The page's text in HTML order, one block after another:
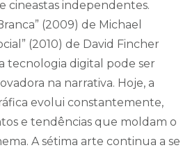
cineastas independentes.
(2009) de Michael
(2010) de David Fincher
tecnologia digital pode ser
na narrativa. Hoje, a
evolui constantemente,
e tendências que moldam o
A sétima arte continua a se